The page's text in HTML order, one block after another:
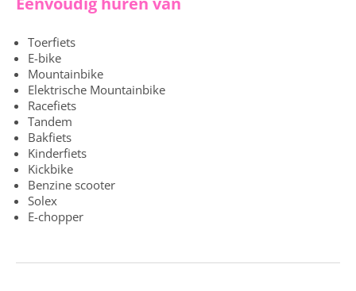
Toerfiets
E-bike
Mountainbike
Elektrische Mountainbike
Racefiets
Tandem
Bakfiets
Kinderfiets
Kickbike
Benzine scooter
Solex
E-chopper